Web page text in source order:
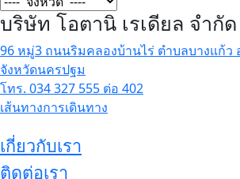
บริษัท โอตานิ เรเดียล จำกัด
96 หมู่3 ถนนริมคลองบ้านไร่ ตำบลบางแก้ว
จังหวัดนครปฐม
โทร. 034 327 555 ต่อ 402
เส้นทางการเดินทาง
เกี่ยวกับเรา
ติดต่อเรา